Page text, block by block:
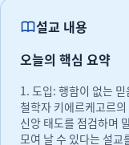
설교 내용
오늘의 핵심 요약
1. 도입: 행함이 없는
철학자 키에르케고르
신앙 태도를 점검하며
모여 날 수 있다는 설교